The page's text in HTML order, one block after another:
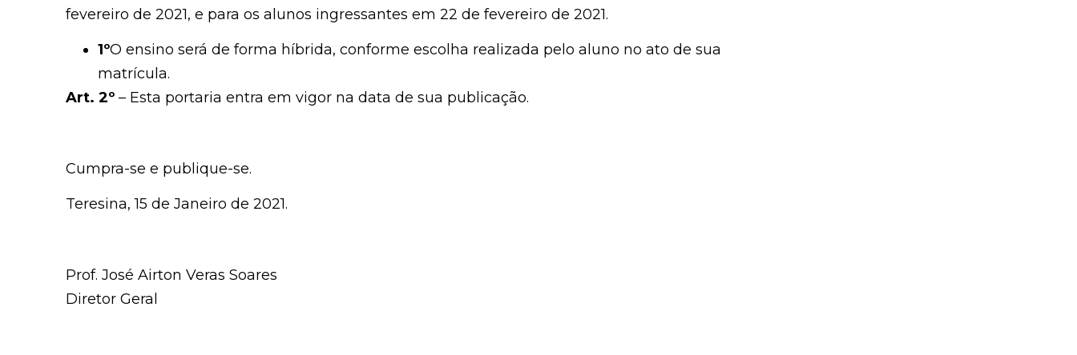
fevereiro de 2021, e para os alunos ingressantes em 22 de fevereiro de 2021.
1ºO ensino será de forma híbrida, conforme escolha realizada pelo aluno no ato de sua
matrícula.
Art. 2º – Esta portaria entra em vigor na data de sua publicação.
Cumpra-se e publique-se.
Teresina, 15 de Janeiro de 2021.
Prof. José Airton Veras Soares
Diretor Geral